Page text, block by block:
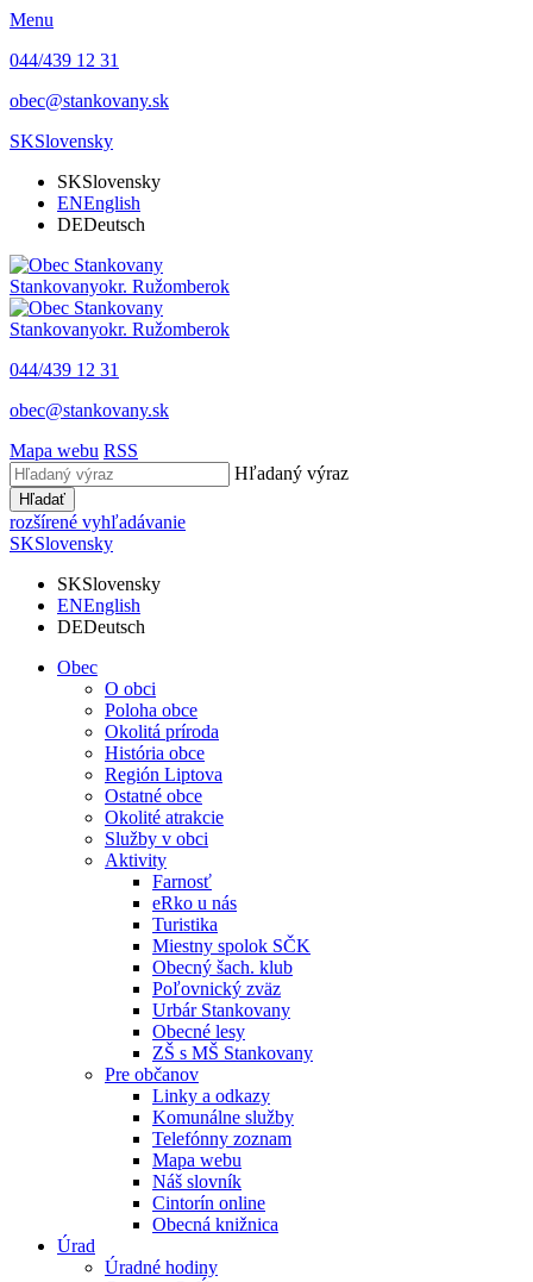
Menu
044/439 12 31
obec@stankovany.sk
SKSlovensky
SKSlovensky
ENEnglish
DEDeutsch
Stankovanyokr. Ružomberok
Stankovanyokr. Ružomberok
044/439 12 31
obec@stankovany.sk
Mapa webu RSS
Hľadaný výraz
Hľadať
rozšírené vyhľadávanie
SKSlovensky
SKSlovensky
ENEnglish
DEDeutsch
Obec
O obci
Poloha obce
Okolitá príroda
História obce
Región Liptova
Ostatné obce
Okolité atrakcie
Služby v obci
Aktivity
Farnosť
eRko u nás
Turistika
Miestny spolok SČK
Obecný šach. klub
Poľovnický zväz
Urbár Stankovany
Obecné lesy
ZŠ s MŠ Stankovany
Pre občanov
Linky a odkazy
Komunálne služby
Telefónny zoznam
Mapa webu
Náš slovník
Cintorín online
Obecná knižnica
Úrad
Úradné hodiny